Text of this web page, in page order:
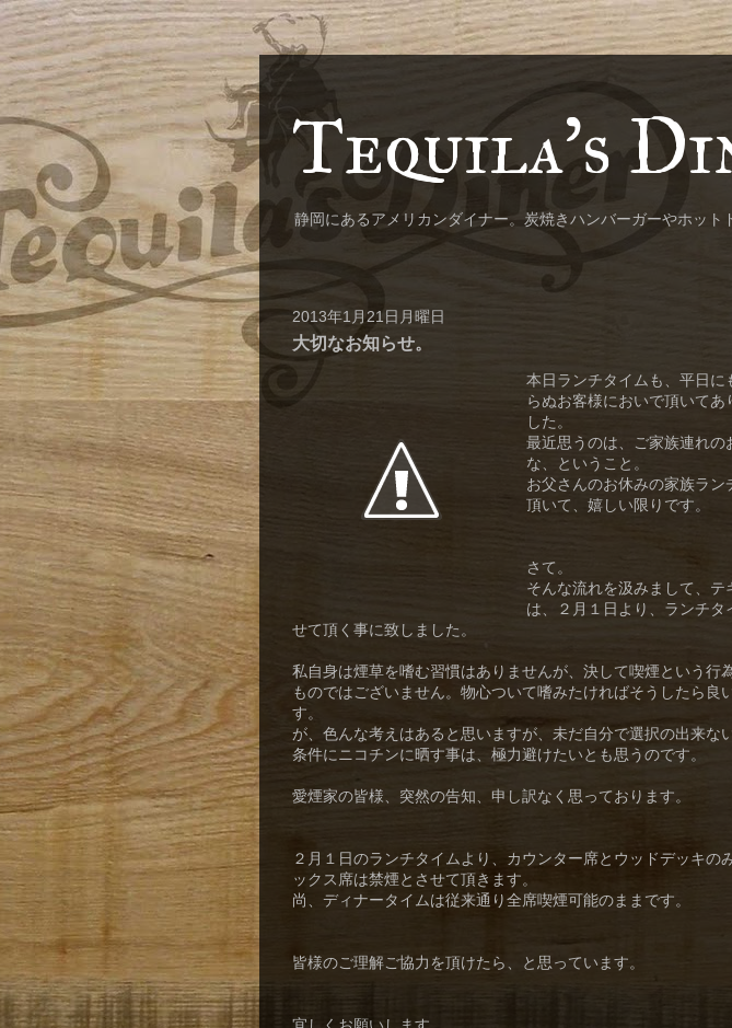
Tequila's
静岡にあるアメリカンダイナー。炭焼きハンバーガーやホット
2013年1月21日月曜日
大切なお知らせ。
本日ランチタイムも、平日に
らぬお客様においで頂いてあ
した。
最近思うのは、ご家族連れの
な、ということ。
お父さんのお休みの家族ラン
頂いて、嬉しい限りです。
さて。
そんな流れを汲みまして、テ
は、２月１日より、ランチタ
せて頂く事に致しました。
私自身は煙草を嗜む習慣はありませんが、決して喫煙という行
ものではございません。物心ついて嗜みたければそうしたら良
す。
が、色んな考えはあると思いますが、未だ自分で選択の出来な
条件にニコチンに晒す事は、極力避けたいとも思うのです。
愛煙家の皆様、突然の告知、申し訳なく思っております。
２月１日のランチタイムより、カウンター席とウッドデッキの
ックス席は禁煙とさせて頂きます。
尚、ディナータイムは従来通り全席喫煙可能のままです。
皆様のご理解ご協力を頂けたら、と思っています。